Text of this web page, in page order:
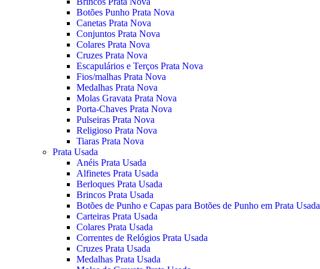
Botões Punho Prata Nova
Canetas Prata Nova
Conjuntos Prata Nova
Colares Prata Nova
Cruzes Prata Nova
Escapulários e Terços Prata Nova
Fios/malhas Prata Nova
Medalhas Prata Nova
Molas Gravata Prata Nova
Porta-Chaves Prata Nova
Pulseiras Prata Nova
Religioso Prata Nova
Tiaras Prata Nova
Prata Usada
Anéis Prata Usada
Alfinetes Prata Usada
Berloques Prata Usada
Brincos Prata Usada
Botões de Punho e Capas para Botões de Punho em Prata Usada
Carteiras Prata Usada
Colares Prata Usada
Correntes de Relógios Prata Usada
Cruzes Prata Usada
Medalhas Prata Usada